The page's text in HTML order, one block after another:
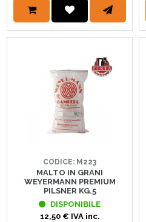
CODICE: M223
MALTO IN GRANI
WEYERMANN PREMIUM
PILSNER KG.5
DISPONIBILE
12,50 € IVA inc.